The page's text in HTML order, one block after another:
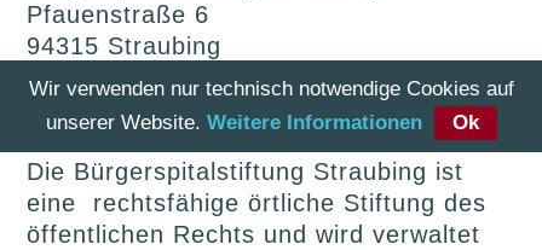
Pfauenstraße 6
94315 Straubing
Telefon: +49 (0) 9421 980-3
stiftungsamt@straubing.de
Die Bürgerspitalstiftung Straubing ist
eine rechtsfähige örtliche Stiftung des
öffentlichen Rechts und wird verwaltet
Wir verwenden nur technisch notwendige Cookies auf
unserer Website. Weitere Informationen Ok